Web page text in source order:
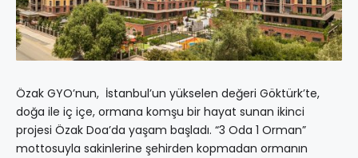
Özak GYO’nun, İstanbul’un yükselen değeri Göktürk’te,
doğa ile iç içe, ormana komşu bir hayat sunan ikinci
projesi Özak Doa’da yaşam başladı. “3 Oda 1 Orman”
mottosuyla sakinlerine şehirden kopmadan ormanın